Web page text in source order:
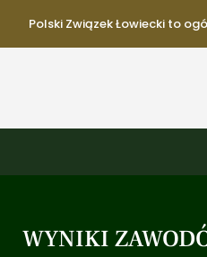
Polski Związek Łowiecki to
WYNIKI